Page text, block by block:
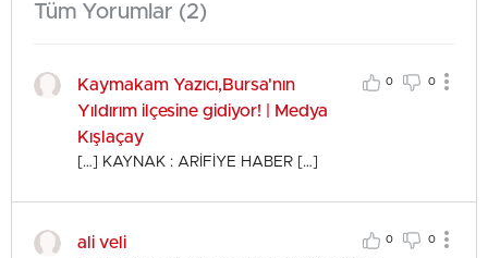
Tüm Yorumlar (2)
Kaymakam Yazıcı,Bursa'nın
Yıldırım ilçesine gidiyor! | Medya
Kışlaçay
0 0
[…] KAYNAK : ARİFİYE HABER […]
ali veli 0 0